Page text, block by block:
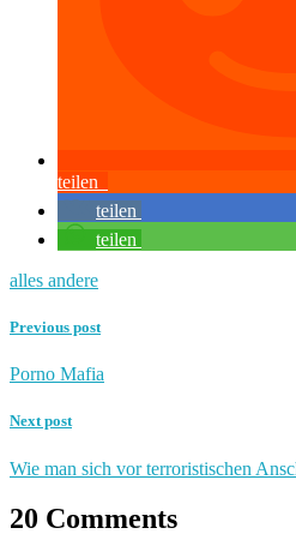
teilen
teilen
teilen
alles andere
Previous post
Porno Mafia
Next post
Wie man sich vor terroristischen
20 Comments